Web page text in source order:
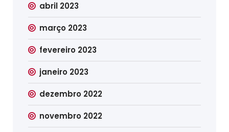
abril 2023
março 2023
fevereiro 2023
janeiro 2023
dezembro 2022
novembro 2022